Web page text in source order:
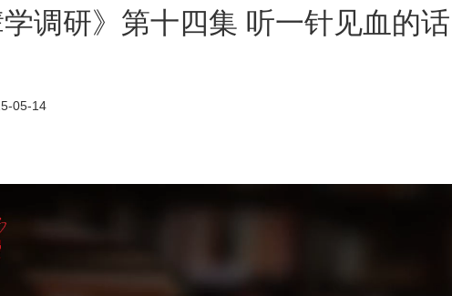
学调研》第十四集 听一针见血的
05-14